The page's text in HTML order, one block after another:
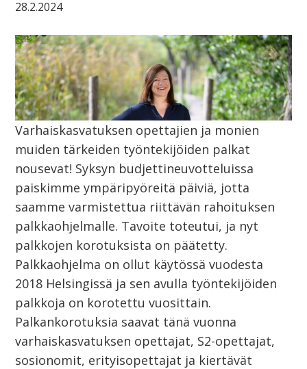
28.2.2024
Varhaiskasvatuksen opettajien ja monien
muiden tärkeiden työntekijöiden palkat
nousevat! Syksyn budjettineuvotteluissa
paiskimme ympäripyöreitä päiviä, jotta
saamme varmistettua riittävän rahoituksen
palkkaohjelmalle. Tavoite toteutui, ja nyt
palkkojen korotuksista on päätetty.
Palkkaohjelma on ollut käytössä vuodesta
2018 Helsingissä ja sen avulla työntekijöiden
palkkoja on korotettu vuosittain.
Palkankorotuksia saavat tänä vuonna
varhaiskasvatuksen opettajat, S2-opettajat,
sosionomit, erityisopettajat ja kiertävät